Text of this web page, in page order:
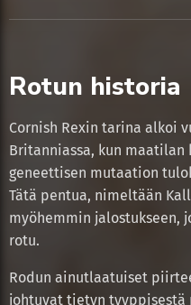
Rotun historia
Cornish Rexin tarina alkoi
Britanniassa, kun maatilan
geneettisen mutaation
Tätä pentua, nimeltään
myöhemmin jalostukseen,
rotu.
Rodun ainutlaatuiset
johtuvat tietyn tyyppisestä